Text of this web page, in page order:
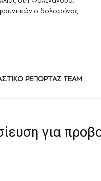
ο δολοφόνος
ΡΕΠΟΡΤΑΖ TEAM
για